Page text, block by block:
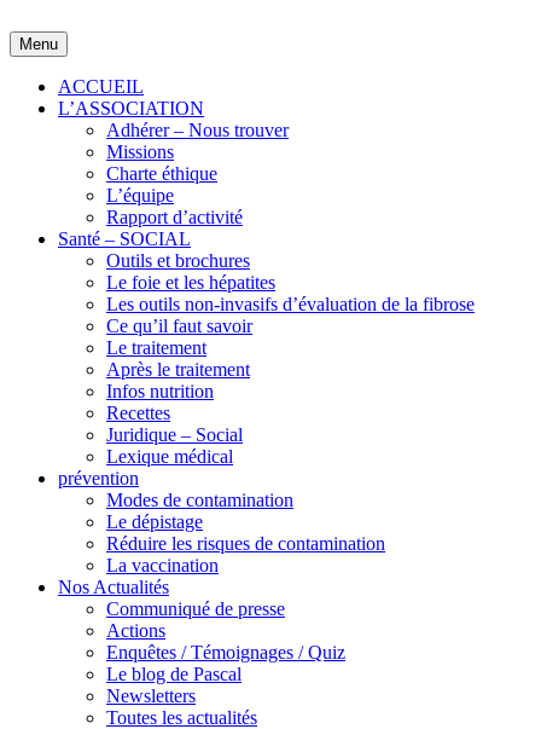
to
content
Menu
ACCUEIL
L’ASSOCIATION
Adhérer – Nous trouver
Missions
Charte éthique
L’équipe
Rapport d’activité
Santé – SOCIAL
Outils et brochures
Le foie et les hépatites
Les outils non-invasifs d’évaluation de la fibrose
Ce qu’il faut savoir
Le traitement
Après le traitement
Infos nutrition
Recettes
Juridique – Social
Lexique médical
prévention
Modes de contamination
Le dépistage
Réduire les risques de contamination
La vaccination
Nos Actualités
Communiqué de presse
Actions
Enquêtes / Témoignages / Quiz
Le blog de Pascal
Newsletters
Toutes les actualités